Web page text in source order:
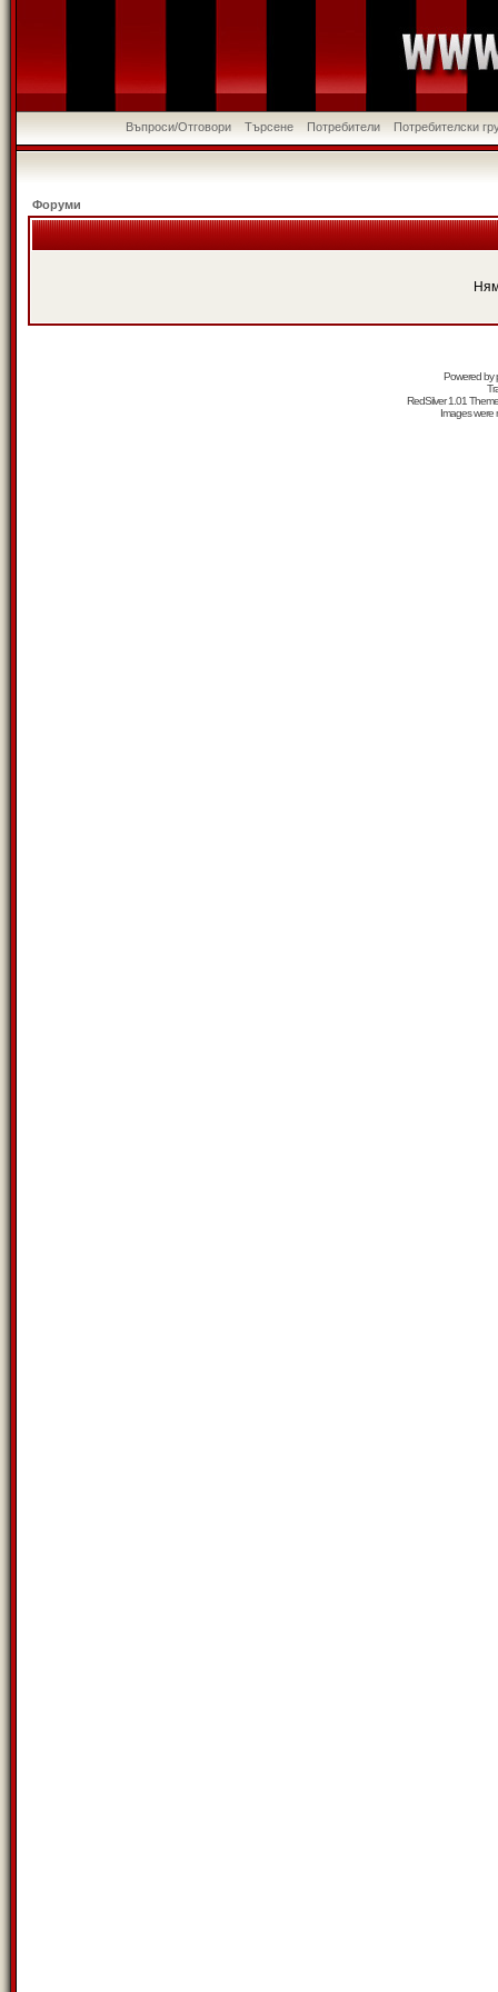
Въпроси/Отговори Търсене Потребители Потребителски
Форуми
Powered by
RedSilver 1.01
Images were